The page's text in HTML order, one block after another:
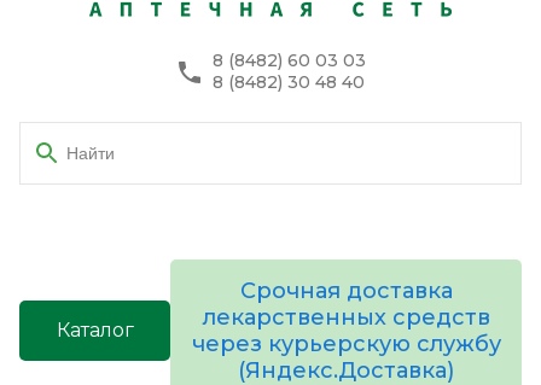
8 (8482) 60 03 03
8 (8482) 30 48 40
Каталог
Срочная доставка
лекарственных средств
через курьерскую службу
(Яндекс.Доставка)